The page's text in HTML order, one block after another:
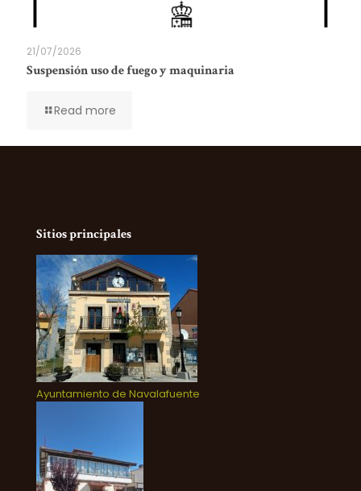
21/07/2026
Suspensión uso de fuego y maquinaria
Read more
Sitios principales
Ayuntamiento de Navalafuente